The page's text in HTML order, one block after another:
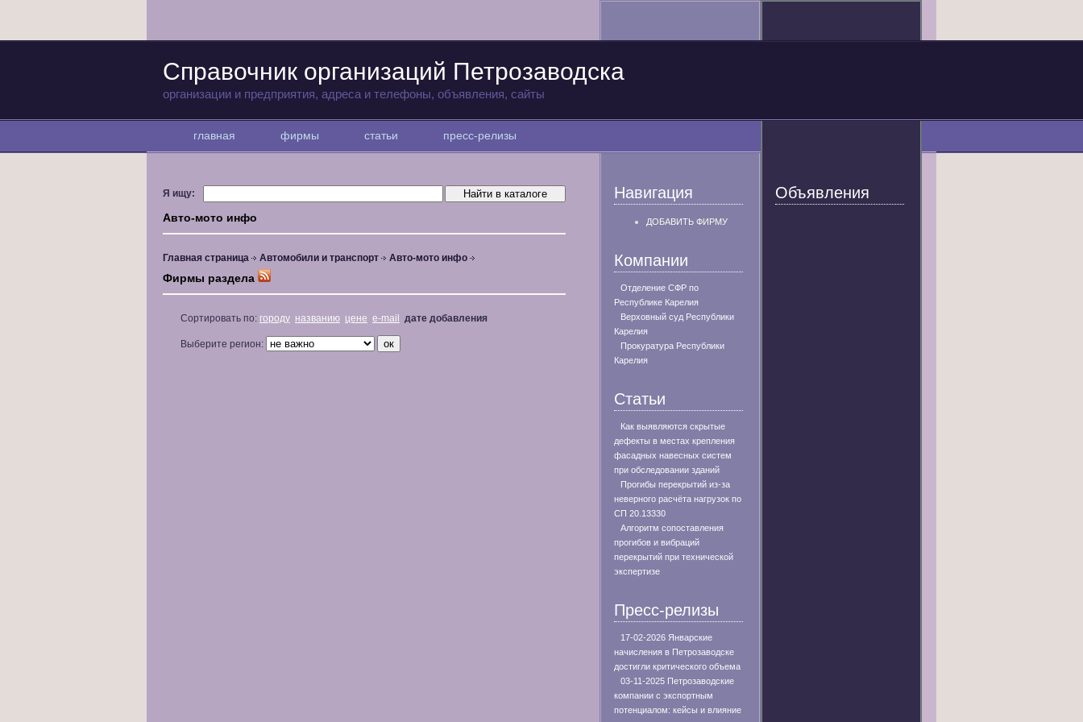
Справочник организаций Петрозаводска
организации и предприятия, адреса и телефоны, объявления, сайты
главная фирмы статьи пресс-релизы
Я ищу:
Авто-мото инфо
Главная страница Автомобили и транспорт Авто-мото инфо
Фирмы раздела
Сортировать по: городу названию цене e-mail дате добавления
Выберите регион:
Навигация
ДОБАВИТЬ ФИРМУ
Компании
Отделение СФР по
Республике Карелия
Верховный суд Республики
Карелия
Прокуратура Республики
Карелия
Статьи
Как выявляются скрытые
дефекты в местах крепления
фасадных навесных систем
при обследовании зданий
Прогибы перекрытий из-за
неверного расчёта нагрузок по
СП 20.13330
Алгоритм сопоставления
прогибов и вибраций
перекрытий при технической
экспертизе
Пресс-релизы
17-02-2026 Январские
начисления в Петрозаводске
достигли критического объема
03-11-2025 Петрозаводские
компании с экспортным
потенциалом: кейсы и влияние
Объявления